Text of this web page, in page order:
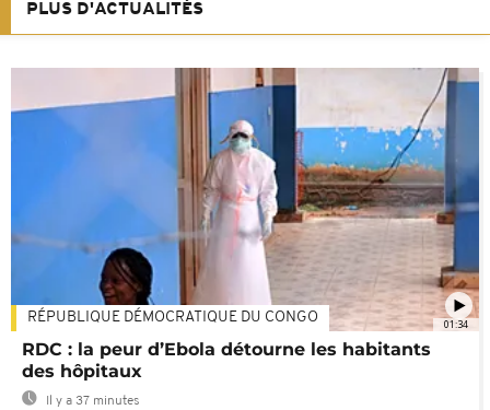
PLUS D'ACTUALITÉS
01:34
RÉPUBLIQUE DÉMOCRATIQUE DU CONGO
RDC : la peur d’Ebola détourne les habitants
des hôpitaux
Il y a 37 minutes